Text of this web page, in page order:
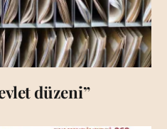
düzeni”